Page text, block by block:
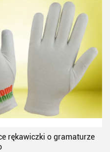
rękawiczki o gramaturze